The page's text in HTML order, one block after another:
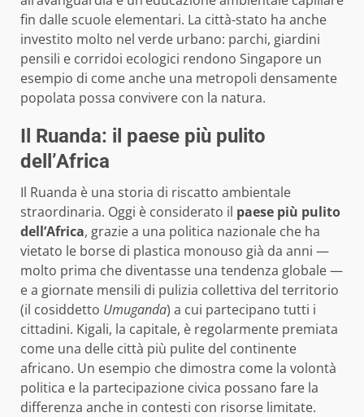
fin dalle scuole elementari. La città-stato ha anche
investito molto nel verde urbano: parchi, giardini
pensili e corridoi ecologici rendono Singapore un
esempio di come anche una metropoli densamente
popolata possa convivere con la natura.
Il Ruanda: il paese più pulito
dell’Africa
Il Ruanda è una storia di riscatto ambientale
straordinaria. Oggi è considerato il paese più pulito
dell’Africa, grazie a una politica nazionale che ha
vietato le borse di plastica monouso già da anni —
molto prima che diventasse una tendenza globale —
e a giornate mensili di pulizia collettiva del territorio
(il cosiddetto Umuganda) a cui partecipano tutti i
cittadini. Kigali, la capitale, è regolarmente premiata
come una delle città più pulite del continente
africano. Un esempio che dimostra come la volontà
politica e la partecipazione civica possano fare la
differenza anche in contesti con risorse limitate.